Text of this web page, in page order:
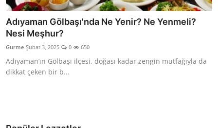
Adıyaman Gölbaşı'nda Ne Yenir? Ne Yenmeli?
Nesi Meşhur?
Gurme Şubat 3, 2025 0 650
Adıyaman’ın Gölbaşı ilçesi, doğası kadar zengin mutfağıyla da
dikkat çeken bir b...